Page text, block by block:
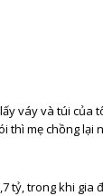
váy và túi của
thì mẹ chồng lại
tỷ, trong khi gia